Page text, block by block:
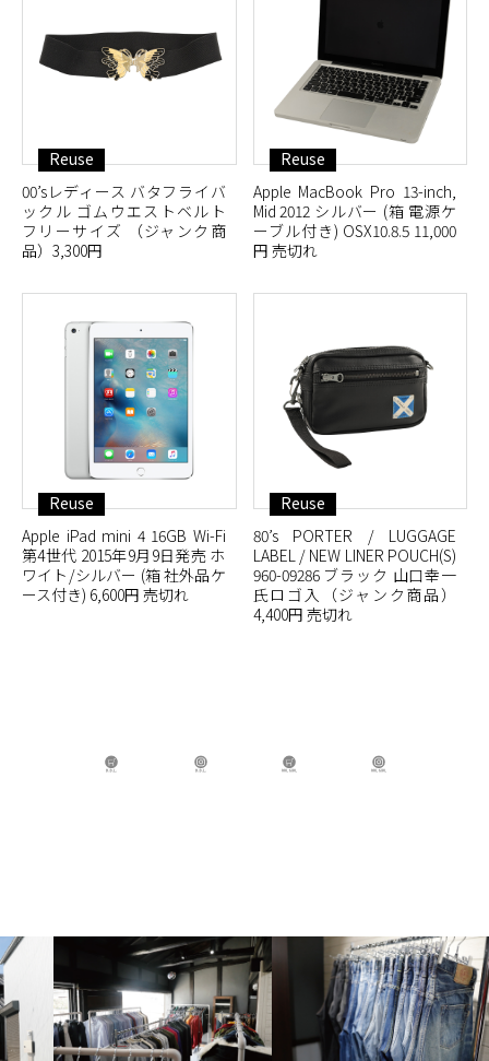
Reuse
00’sレディース バタフライバ
ックル ゴムウエストベルト
フリーサイズ （ジャンク商
品）3,300円
Reuse
Apple MacBook Pro 13-inch,
Mid 2012 シルバー (箱 電源ケ
ーブル付き) OSX10.8.5 11,000
円 売切れ
Reuse
Apple iPad mini 4 16GB Wi-Fi
第4世代 2015年9月9日発売 ホ
ワイト/シルバー (箱 社外品ケ
ース付き) 6,600円 売切れ
Reuse
80’s PORTER / LUGGAGE
LABEL / NEW LINER POUCH(S)
960-09286 ブラック 山口幸一
氏ロゴ入（ジャンク商品）
4,400円 売切れ
B.B.L Store BBL GIRL Store